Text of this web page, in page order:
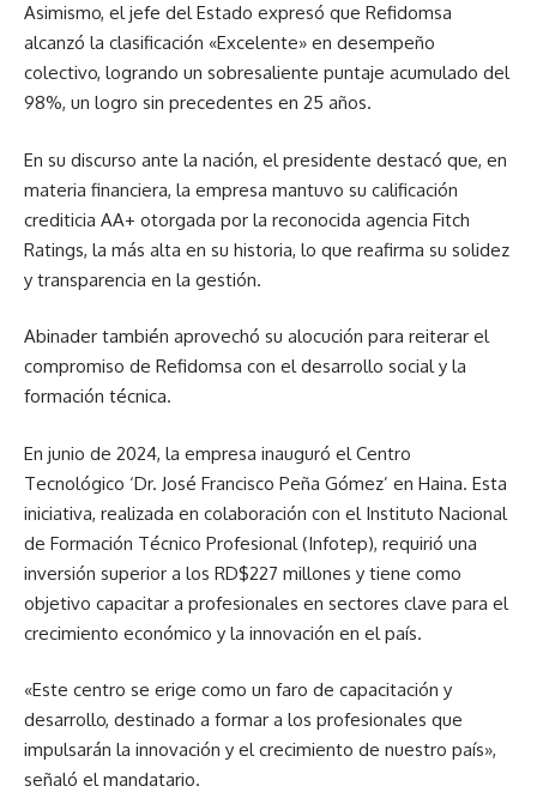
Asimismo, el jefe del Estado expresó que Refidomsa
alcanzó la clasificación «Excelente» en desempeño
colectivo, logrando un sobresaliente puntaje acumulado del
98%, un logro sin precedentes en 25 años.
En su discurso ante la nación, el presidente destacó que, en
materia financiera, la empresa mantuvo su calificación
crediticia AA+ otorgada por la reconocida agencia Fitch
Ratings, la más alta en su historia, lo que reafirma su solidez
y transparencia en la gestión.
Abinader también aprovechó su alocución para reiterar el
compromiso de Refidomsa con el desarrollo social y la
formación técnica.
En junio de 2024, la empresa inauguró el Centro
Tecnológico ‘Dr. José Francisco Peña Gómez’ en Haina. Esta
iniciativa, realizada en colaboración con el Instituto Nacional
de Formación Técnico Profesional (Infotep), requirió una
inversión superior a los RD$227 millones y tiene como
objetivo capacitar a profesionales en sectores clave para el
crecimiento económico y la innovación en el país.
«Este centro se erige como un faro de capacitación y
desarrollo, destinado a formar a los profesionales que
impulsarán la innovación y el crecimiento de nuestro país»,
señaló el mandatario.